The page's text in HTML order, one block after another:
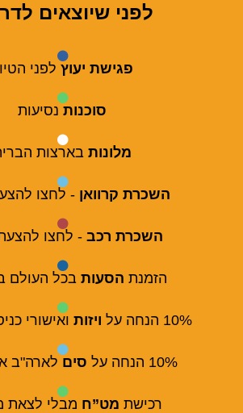
לפני שיוצאים
פגישת יעוץ לפני
סוכנות נסיעות
מלונות בארצות
השכרת קרוואן - לחצו
השכרת רכב - לחצו
הזמנת הסעות בכל העולם
10% הנחה על ויזות ואישורי
10% הנחה על סים לארה"ב
רכישת מט”ח מבלי לצאת